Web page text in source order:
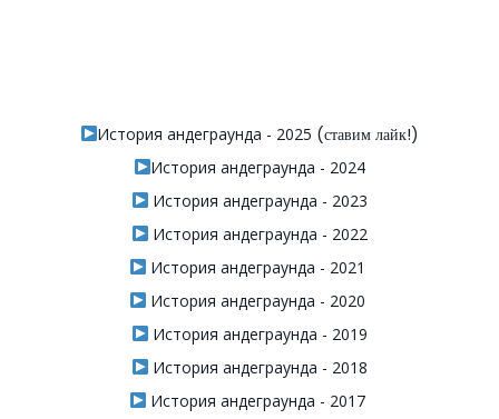
История андеграунда - 2025 (ставим лайк!)
История андеграунда - 2024
История андеграунда - 2023
История андеграунда - 2022
История андеграунда - 2021
История андеграунда - 2020
История андеграунда - 2019
История андеграунда - 2018
История андеграунда - 2017